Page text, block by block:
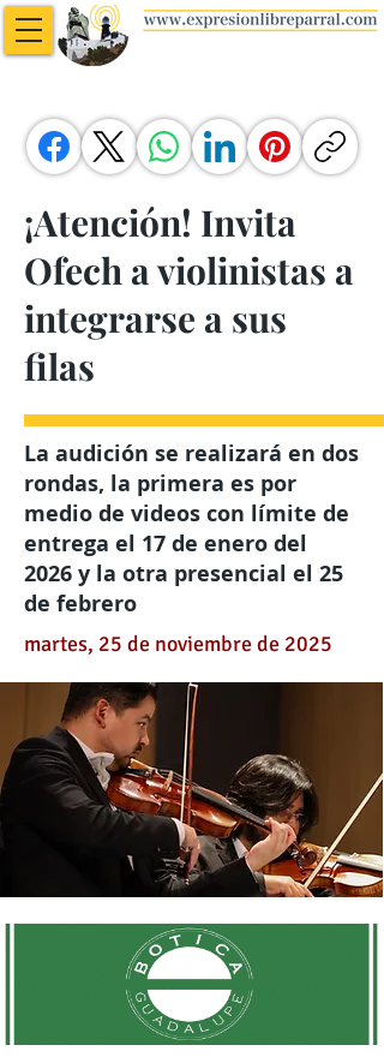
¡Atención! Invita
Ofech a violinistas a
integrarse a sus
filas
La audición se realizará en dos
rondas, la primera es por
medio de videos con límite de
entrega el 17 de enero del
2026 y la otra presencial el 25
de febrero
martes, 25 de noviembre de 2025